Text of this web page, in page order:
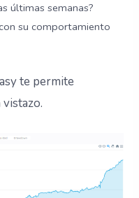
últimas semanas?
su comportamiento
te permite